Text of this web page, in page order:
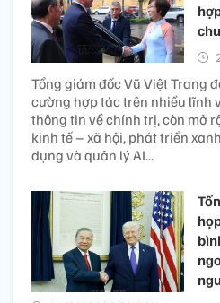
Xem thêm
Cơ
việc với các đối tác Dubai đã
dựng Đà Nẵng trở thành
của khu vực Đông Nam Á,
với mạng lưới đổi mới sáng tạo